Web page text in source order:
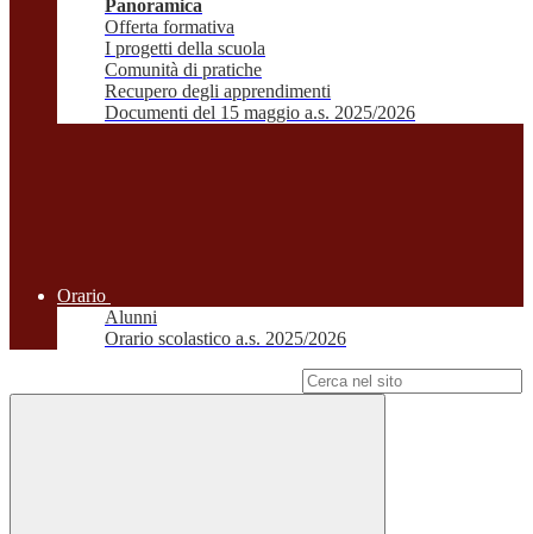
Panoramica
Offerta formativa
I progetti della scuola
Comunità di pratiche
Recupero degli apprendimenti
Documenti del 15 maggio a.s. 2025/2026
Orario
Alunni
Orario scolastico a.s. 2025/2026